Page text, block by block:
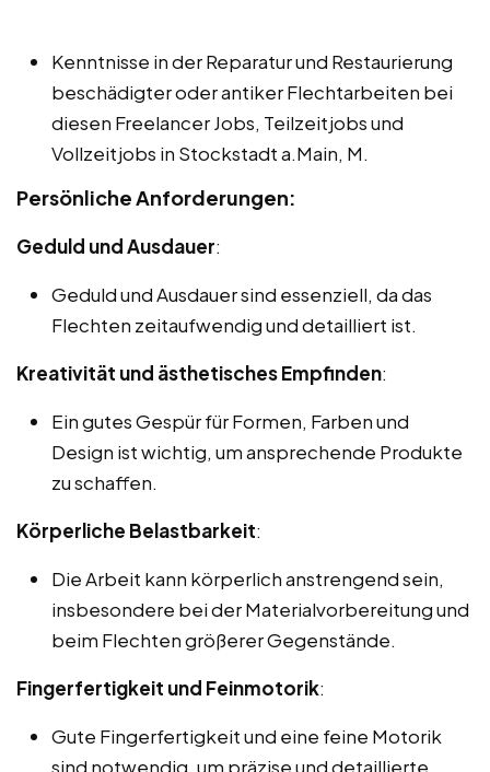
Kenntnisse in der Reparatur und Restaurierung
beschädigter oder antiker Flechtarbeiten bei
diesen Freelancer Jobs, Teilzeitjobs und
Vollzeitjobs in Stockstadt a.Main, M.
Persönliche Anforderungen:
Geduld und Ausdauer:
Geduld und Ausdauer sind essenziell, da das
Flechten zeitaufwendig und detailliert ist.
Kreativität und ästhetisches Empfinden:
Ein gutes Gespür für Formen, Farben und
Design ist wichtig, um ansprechende Produkte
zu schaffen.
Körperliche Belastbarkeit:
Die Arbeit kann körperlich anstrengend sein,
insbesondere bei der Materialvorbereitung und
beim Flechten größerer Gegenstände.
Fingerfertigkeit und Feinmotorik:
Gute Fingerfertigkeit und eine feine Motorik
sind notwendig, um präzise und detaillierte